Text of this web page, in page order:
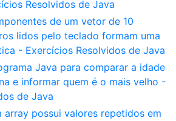
Resolvidos de Java
de um vetor de 10
lidos pelo teclado formam uma
- Exercícios Resolvidos de Java
Java para comparar a idade
e informar quem é o mais velho -
de Java
array possui valores repetidos em